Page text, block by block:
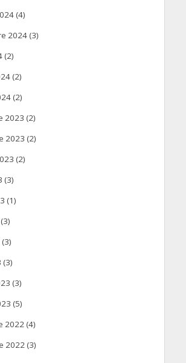
(4)
2024(3)
(2)
(2)
(2)
2023 (2)
2023 (2)
(2)
(3)
(1)
(3)
(3)
(3)
(3)
(5)
2022 (4)
2022 (3)